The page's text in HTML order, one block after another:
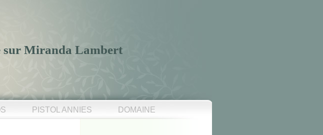
sur Miranda Lambert
PISTOL ANNIES DOMAINE